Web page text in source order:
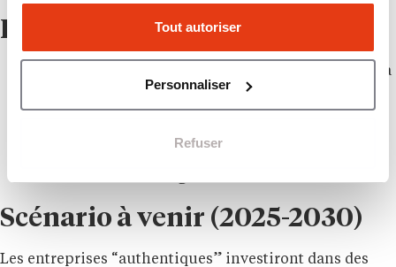
Tout autoriser
Personnaliser
Refuser
Recommandations concrètes
Audit Core : identifier ce qui génère vraiment de la
Supprimer le superflu : stopper les projets
Scénario à venir (2025-2030)
Les entreprises “authentiques” investiront dans des